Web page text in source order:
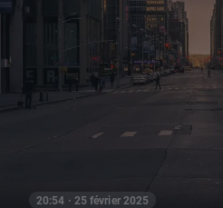
20:54 · 25 février 2025